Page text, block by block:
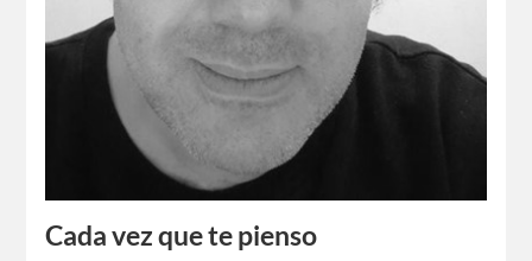
Cada vez que te pienso